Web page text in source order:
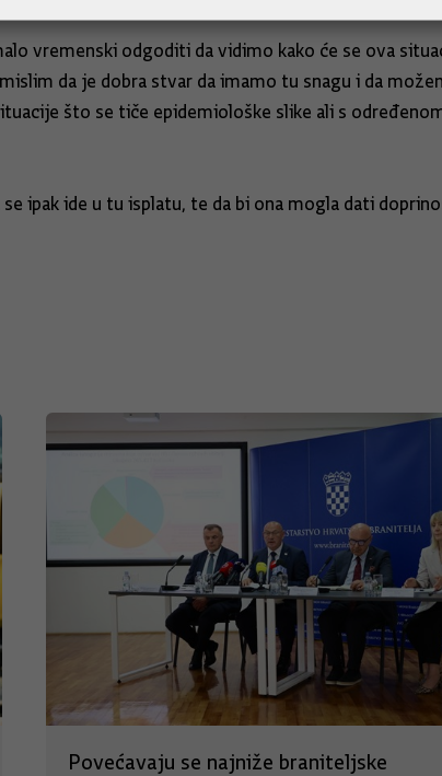
vremenski odgoditi da vidimo kako će se ova
da je dobra stvar da imamo tu snagu i da
što se tiče epidemiološke slike ali s
ipak ide u tu isplatu, te da bi ona mogla dati
Povećavaju se najniže braniteljske